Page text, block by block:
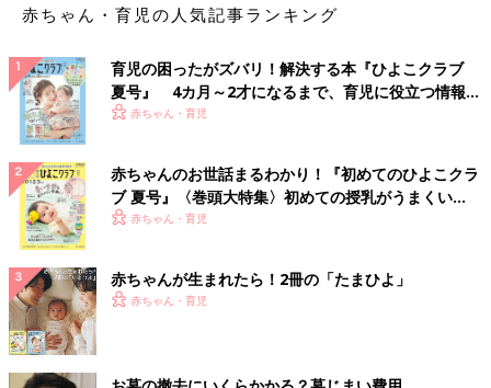
赤ちゃん・育児の人気記事ランキング
育児の困ったがズバリ！解決する本『ひよこクラブ
夏号』 4カ月～2才になるまで、育児に役立つ情報が
いっぱい！
赤ちゃん・育児
赤ちゃんのお世話まるわかり！『初めてのひよこクラ
ブ 夏号』〈巻頭大特集〉初めての授乳がうまくい
く！ おっぱい・ミルクの基本と夏のトラブル 解決テ
赤ちゃん・育児
赤ちゃんが生まれたら！2冊の「たまひよ」
赤ちゃん・育児